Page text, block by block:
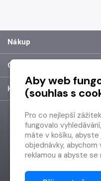
Nákup
O společnosti
Kontakt
Aby web
(souhlas s
Pro co nejlepší
fungovalo
máte v košíku,
objednávky,
reklamou a abyste se